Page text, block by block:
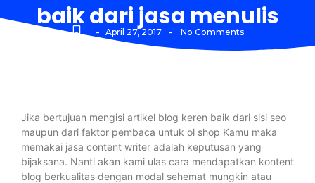
baik dari jasa menulis
- April 27, 2017 - No Comments
Jika bertujuan mengisi artikel blog keren baik dari sisi seo
maupun dari faktor pembaca untuk ol shop Kamu maka
memakai jasa content writer adalah keputusan yang
bijaksana. Nanti akan kami ulas cara mendapatkan kontent
blog berkualitas dengan modal sehemat mungkin atau